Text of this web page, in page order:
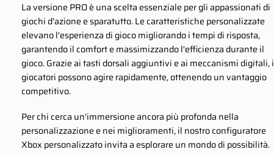
La versione PRO è una scelta essenziale per gli appassionati di
giochi d'azione e sparatutto. Le caratteristiche personalizzate
elevano l'esperienza di gioco migliorando i tempi di risposta,
garantendo il comfort e massimizzando l'efficienza durante il
gioco. Grazie ai tasti dorsali aggiuntivi e ai meccanismi digitali, i
giocatori possono agire rapidamente, ottenendo un vantaggio
competitivo.
Per chi cerca un'immersione ancora più profonda nella
personalizzazione e nei miglioramenti, il nostro configuratore
Xbox personalizzato invita a esplorare un mondo di possibilità.